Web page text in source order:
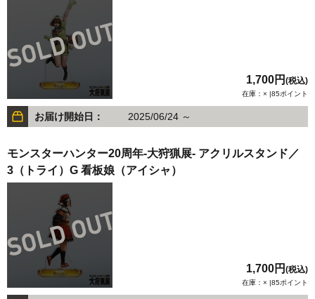
1,700円 (税込)
在庫：× |85ポイント
お届け開始日： 2025/06/24 ～
モンスターハンター20周年-大狩猟展- アクリルスタンド／
3（トライ）G 看板娘（アイシャ）
1,700円 (税込)
在庫：× |85ポイント